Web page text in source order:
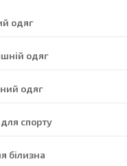
одяг
одяг
одяг
спорту
білизна